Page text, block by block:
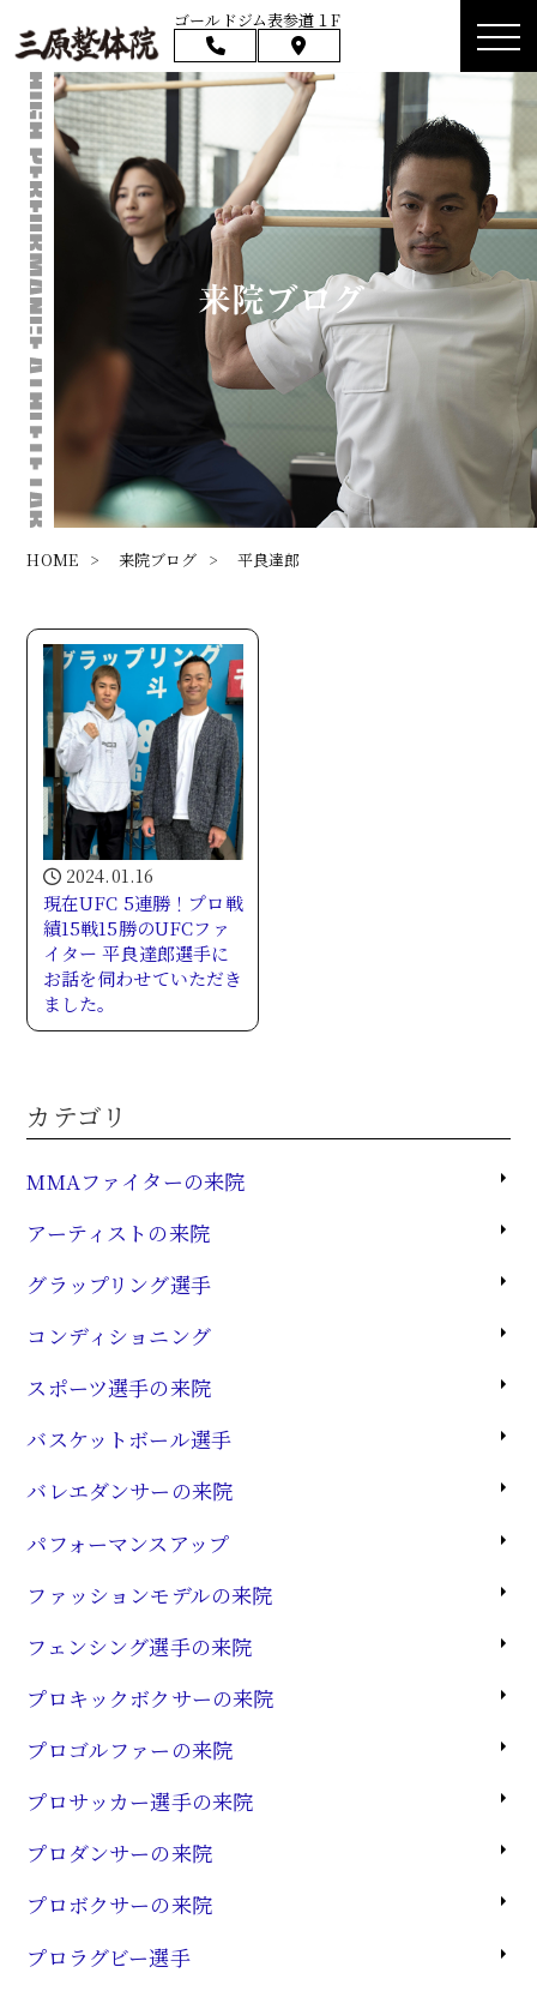
ゴールドジム表参道１F
来院ブログ
HOME > 来院ブログ > 平良達郎
2024.01.16
現在UFC 5連勝！プロ戦
績15戦15勝のUFCファ
イター 平良達郎選手に
お話を伺わせていただき
ました。
カテゴリ
MMAファイターの来院
アーティストの来院
グラップリング選手
コンディショニング
スポーツ選手の来院
バスケットボール選手
バレエダンサーの来院
パフォーマンスアップ
ファッションモデルの来院
フェンシング選手の来院
プロキックボクサーの来院
プロゴルファーの来院
プロサッカー選手の来院
プロダンサーの来院
プロボクサーの来院
プロラグビー選手